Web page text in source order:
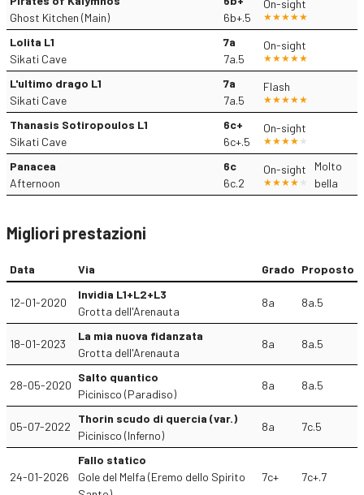
Ghost Kitchen (Main)
6b+.5
On-sight
Lolita L1
Sikati Cave
7a
7a.5
On-sight
L'ultimo drago L1
Sikati Cave
7a
7a.5
Flash
Thanasis Sotiropoulos L1
Sikati Cave
6c+
6c+.5
On-sight
Panacea
Afternoon
6c
6c.2
On-sight
Molto
bella
Migliori prestazioni
Data Via Grado Proposto
12-01-2020
Invidia L1+L2+L3
Grotta dell'Arenauta
8a 8a.5
18-01-2023
La mia nuova fidanzata
Grotta dell'Arenauta
8a 8a.5
28-05-2020
Salto quantico
Picinisco (Paradiso)
8a 8a.5
05-07-2022
Thorin scudo di quercia (var.)
Picinisco (Inferno)
8a 7c.5
24-01-2026
Fallo statico
Gole del Melfa (Eremo dello Spirito
7c+ 7c+.7